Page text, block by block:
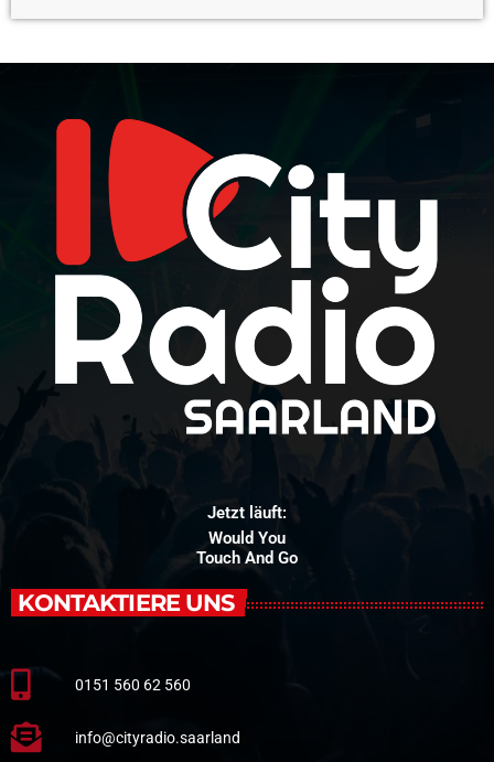
Jetzt läuft:
Would You
Touch And Go
KONTAKTIERE UNS
0151 560 62 560
info@cityradio.saarland